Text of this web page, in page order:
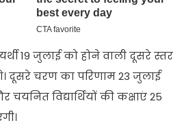
19 जुलाई को होने वाली दूसरे स्तर
दूसरे चरण का परिणाम 23 जुलाई
विद्यार्थियों की कक्षाएं 25